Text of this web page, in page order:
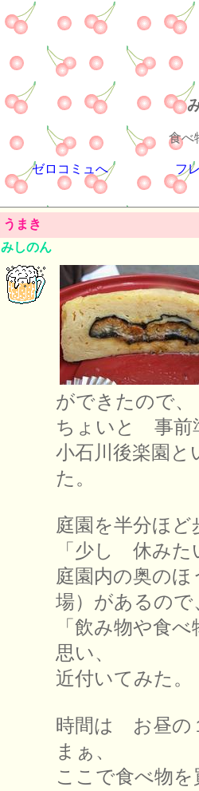
食べ
ゼロコミュへ フ
うまき
みしのん
ができたので、
ちょいと 事前
小石川後楽園
た。
庭園を半分ほど
「少し 休みた
庭園内の奥の
場）があるので
「飲み物や食
思い、
近付いてみた。
時間は お昼の
まぁ、
ここで食べ物